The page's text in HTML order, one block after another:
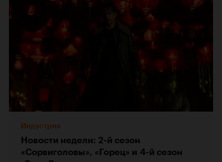
Индустрия
Новости недели: 2-й сезон
«Сорвиголовы», «Горец» и 4-й сезон